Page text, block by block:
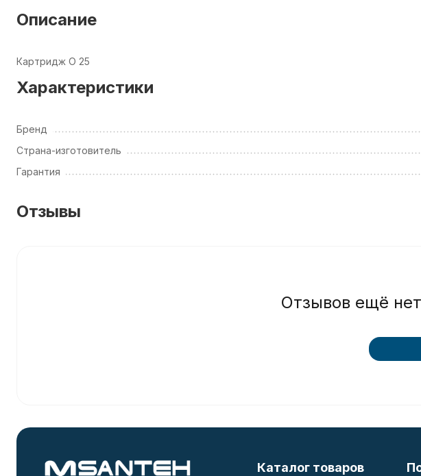
Описание
Картридж O 25
Характеристики
Бренд
Страна-изготовитель
Гарантия
Отзывы
Отзывов ещё
Каталог товаров